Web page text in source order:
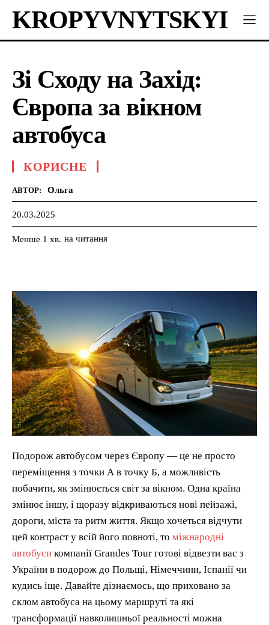
KROPYVNYTSKYI
Зі Сходу на Захід:
Європа за вікном
автобуса
КОРИСНЕ
АВТОР: Ольга
20.03.2025
Менше 1 хв. на читання
Подорож автобусом через Європу — це не просто
переміщення з точки А в точку Б, а можливість
побачити, як змінюється світ за вікном. Одна країна
змінює іншу, і щоразу відкриваються нові пейзажі,
дороги, міста та ритм життя. Якщо хочеться відчути
цей контраст у всій його повноті, то міжнародні
автобуси компанії Grandes Tour готові відвезти вас з
України в подорож до Польщі, Німеччини, Іспанії чи
кудись іще. Давайте дізнаємось, що приховано за
склом автобуса на цьому маршруті та які
трансформації навколишньої реальності можна